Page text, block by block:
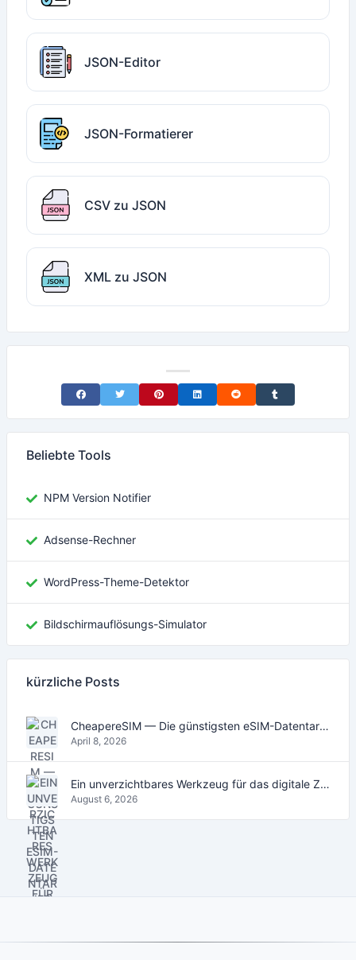
JSON-Editor
JSON-Formatierer
CSV zu JSON
XML zu JSON
Share on Facebook
Share on TwitterShare on Pinterest
Share on LinkedIn
Share on RedditShare on Tumblr
Beliebte Tools
NPM Version Notifier
Adsense-Rechner
WordPress-Theme-Detektor
Bildschirmauflösungs-Simulator
kürzliche Posts
CheapereSIM — Die günstigsten eSIM-Datentarife für Reisen 2026
April 8, 2026
Ein unverzichtbares Werkzeug für das digitale Zeitalter
August 6, 2026